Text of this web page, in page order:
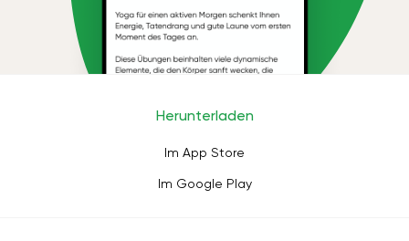
Herunterladen
Im App Store
Im Google Play